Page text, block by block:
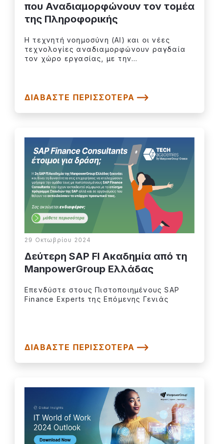
που Αναδιαμορφώνουν τον τομέα
της Πληροφορικής
Η τεχνητή νοημοσύνη (AI) και οι νέες
τεχνολογίες αναδιαμορφώνουν ραγδαία
τον χώρο εργασίας, με την...
ΔΙΑΒΆΣΤΕ ΠΕΡΙΣΣΌΤΕΡΑ
29 Οκτωβρίου 2024
Δεύτερη SAP FI Ακαδημία από τη
ManpowerGroup Ελλάδας
Επενδύστε στους Πιστοποιημένους SAP
Finance Experts της Επόμενης Γενιάς
ΔΙΑΒΆΣΤΕ ΠΕΡΙΣΣΌΤΕΡΑ